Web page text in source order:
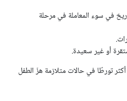
في سوء المعاملة في مرحلة
أو غير سعيدة.
تورطًا في حالات متلازمة هزّ الطفل